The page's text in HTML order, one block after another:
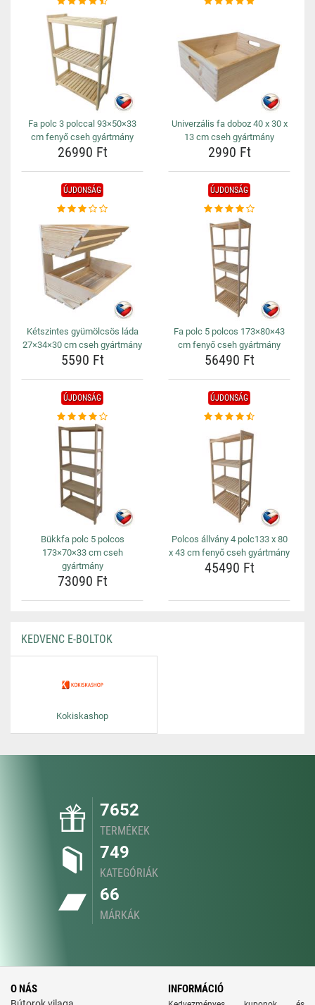
Fa polc 3 polccal 93×50×33
cm fenyő cseh gyártmány
26990 Ft
Univerzális fa doboz 40 x 30 x
13 cm cseh gyártmány
2990 Ft
ÚJDONSÁG
Kétszintes gyümölcsös láda
27×34×30 cm cseh gyártmány
5590 Ft
ÚJDONSÁG
Fa polc 5 polcos 173×80×43
cm fenyő cseh gyártmány
56490 Ft
ÚJDONSÁG
Bükkfa polc 5 polcos
173×70×33 cm cseh
gyártmány
73090 Ft
ÚJDONSÁG
Polcos állvány 4 polc133 x 80
x 43 cm fenyő cseh gyártmány
45490 Ft
KEDVENC E-BOLTOK
Kokiskashop
7652
TERMÉKEK
749
KATEGÓRIÁK
66
MÁRKÁK
O NÁS INFORMÁCIÓ